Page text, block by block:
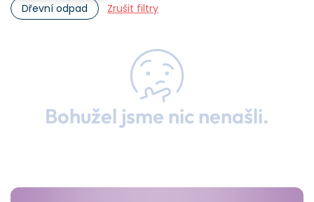
Dřevní odpad
Zrušit filtry
Bohužel jsme nic nenašli.